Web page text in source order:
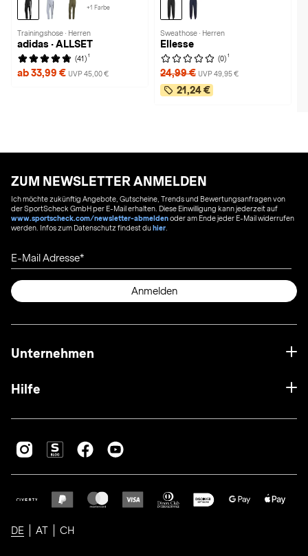
+1 Farbe
Trainingshose · Herren
adidas · ALLSET
(41) 1
ab 33,99 € UVP 45,00 €
Sweathose · Herren
Ellesse
(0) 1
24,99 € UVP 49,95 €
21,24 €
ZUM NEWSLETTER ANMELDEN
Ich möchte zukünftig Angebote, Gutscheine, Trends und Bewertungsanfragen von
der SportScheck GmbH per E-Mail erhalten. Diese Einwilligung kann jederzeit auf
www.sportscheck.com/newsletter-abmeldenoder am Ende jeder E-Mail widerrufen
werden. Infos zum Datenschutz findest duhier
E-Mail Adresse
Anmelden
Unternehmen
Hilfe
DE AT CH